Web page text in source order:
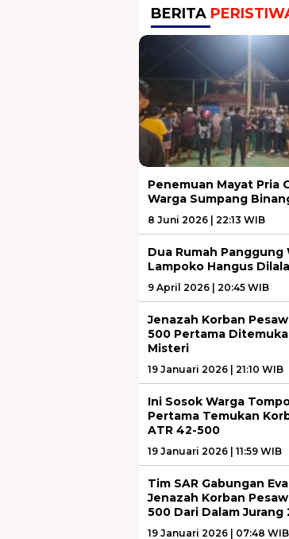
BERITA
Penemuan Mayat Pria
Warga Sumpang
8 Juni 2026 | 22:13 WIB
Dua Rumah Panggung
Lampoko Hangus
9 April 2026 | 20:45 WIB
Jenazah Korban
500 Pertama
Misteri
19 Januari 2026 | 21:10 WIB
Ini Sosok Warga
Pertama Temukan
ATR 42-500
19 Januari 2026 | 11:59 WIB
Tim SAR Gabungan
Jenazah Korban
500 Dari Dalam
19 Januari 2026 | 07:48 WIB